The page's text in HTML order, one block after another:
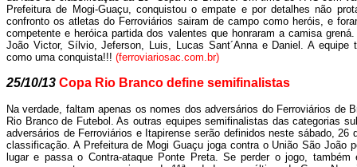
Prefeitura de Mogi-Guaçu, conquistou o empate e por detalhes não
confronto os atletas do Ferroviários sairam de campo como heróis, e
competente e heróica partida dos valentes que honraram a camisa
João Victor, Sílvio, Jeferson, Luis, Lucas Sant´Anna e Daniel. A
como uma conquista!!! (ferroviariosac.com.br)
25/10/13 Copa Rio Branco define semifinalistas
Na verdade, faltam apenas os nomes dos adversários do Ferroviários de
Rio Branco de Futebol. As outras equipes semifinalistas das categorias
adversários de Ferroviários e Itapirense serão definidos neste sábado,
classificação. A Prefeitura de Mogi Guaçu joga contra o União São João
lugar e passa o Contra-ataque Ponte Preta. Se perder o jogo,